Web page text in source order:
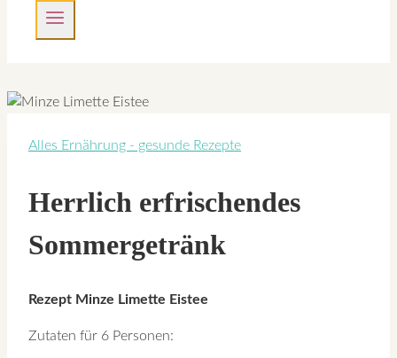
Alles Ernährung - gesunde Rezepte
Herrlich erfrischendes
Sommergetränk
Rezept Minze Limette Eistee
Zutaten für 6 Personen: